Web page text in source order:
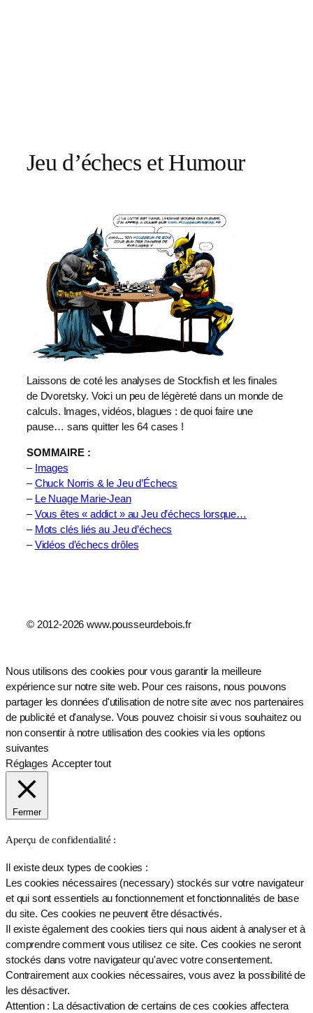
Jeu d’échecs et Humour
Laissons de coté les analyses de Stockfish et les finales
de Dvoretsky. Voici un peu de légèreté dans un monde de
calculs. Images, vidéos, blagues : de quoi faire une
pause… sans quitter les 64 cases !
SOMMAIRE :
– Images
–Chuck Norris & le Jeu d’Échecs
– Le Nuage Marie-Jean
–Vous êtes « addict » au Jeu d’échecs lorsque…
– Mots clés liés au Jeu d’échecs
–Vidéos d’échecs drôles
© 2012-2026 www.pousseurdebois.fr
Nous utilisons des cookies pour vous garantir la meilleure
expérience sur notre site web. Pour ces raisons, nous pouvons
partager les données d'utilisation de notre site avec nos partenaires
de publicité et d'analyse. Vous pouvez choisir si vous souhaitez ou
non consentir à notre utilisation des cookies via les options
suivantes
Réglages Accepter tout
Fermer
Aperçu de confidentialité :
Il existe deux types de cookies :
Les cookies nécessaires (necessary) stockés sur votre navigateur
et qui sont essentiels au fonctionnement et fonctionnalités de base
du site. Ces cookies ne peuvent être désactivés.
Il existe également des cookies tiers qui nous aident à analyser et à
comprendre comment vous utilisez ce site. Ces cookies ne seront
stockés dans votre navigateur qu'avec votre consentement.
Contrairement aux cookies nécessaires, vous avez la possibilité de
les désactiver.
Attention : La désactivation de certains de ces cookies affectera